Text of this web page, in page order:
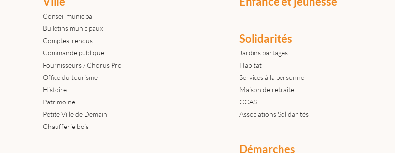
Conseil municipal
Bulletins municipaux
Comptes-rendus
Commande publique
Fournisseurs / Chorus Pro
Office du tourisme
Histoire
Patrimoine
Petite Ville de Demain
Chaufferie bois
Solidarités
Jardins partagés
Habitat
Services à la personne
Maison de retraite
CCAS
Associations Solidarités
Démarches